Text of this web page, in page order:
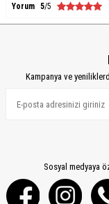
Yorum 5/5
Kampanya ve
Sosyal medyaya